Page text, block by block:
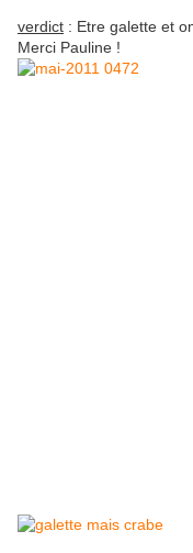
verdict : Etre galette et
Merci Pauline !